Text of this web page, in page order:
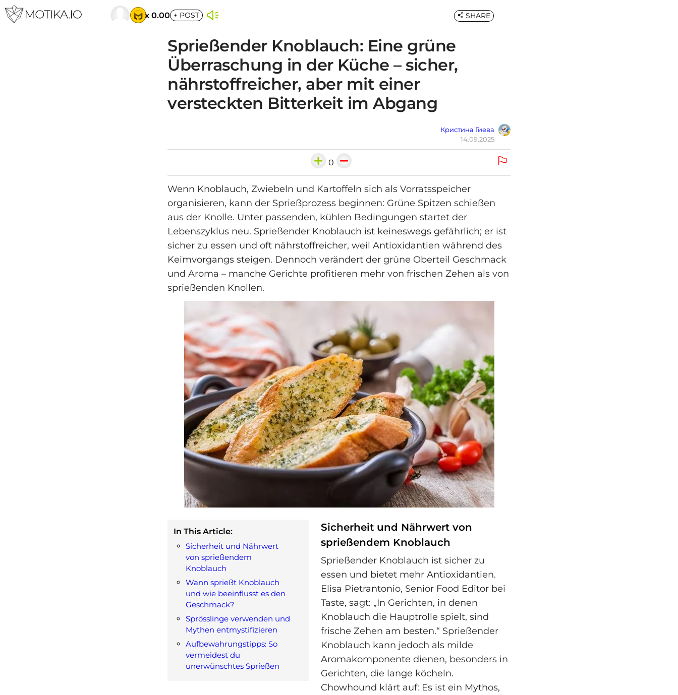
x 0.00 + POST
Sprießender Knoblauch: Eine grüne
Überraschung in der Küche – sicher,
nährstoffreicher, aber mit einer
versteckten Bitterkeit im Abgang
Кристина Гиева
14.09.2025
SHARE
0
Wenn Knoblauch, Zwiebeln und Kartoffeln sich als Vorratsspeicher
organisieren, kann der Sprießprozess beginnen: Grüne Spitzen schießen
aus der Knolle. Unter passenden, kühlen Bedingungen startet der
Lebenszyklus neu. Sprießender Knoblauch ist keineswegs gefährlich; er ist
sicher zu essen und oft nährstoffreicher, weil Antioxidantien während des
Keimvorgangs steigen. Dennoch verändert der grüne Oberteil Geschmack
und Aroma – manche Gerichte profitieren mehr von frischen Zehen als von
sprießenden Knollen.
In This Article:
Sicherheit und Nährwert
von sprießendem
Knoblauch
Wann sprießt Knoblauch
und wie beeinflusst es den
Geschmack?
Sprösslinge verwenden und
Mythen entmystifizieren
Aufbewahrungstipps: So
vermeidest du
unerwünschtes Sprießen
Sicherheit und Nährwert von
sprießendem Knoblauch
Sprießender Knoblauch ist sicher zu
essen und bietet mehr Antioxidantien.
Elisa Pietrantonio, Senior Food Editor bei
Taste, sagt: „In Gerichten, in denen
Knoblauch die Hauptrolle spielt, sind
frische Zehen am besten.“ Sprießender
Knoblauch kann jedoch als milde
Aromakomponente dienen, besonders in
Gerichten, die lange köcheln.
Chowhound klärt auf: Es ist ein Mythos,